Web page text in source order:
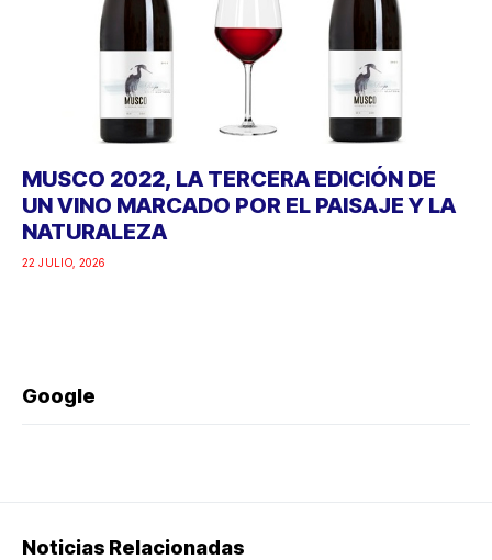
MUSCO 2022, LA TERCERA EDICIÓN DE
UN VINO MARCADO POR EL PAISAJE Y LA
NATURALEZA
22 JULIO, 2026
Google
Noticias Relacionadas